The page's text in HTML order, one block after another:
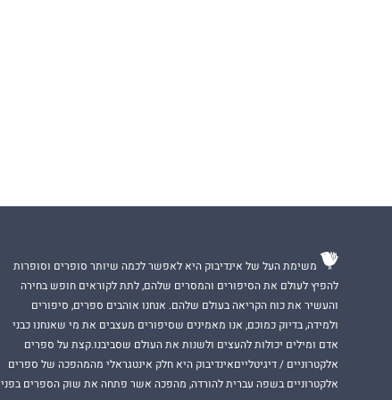
משימת העל של אינדיבוק היא לאפשר לכמה שיותר סופרים וסופרות
להפיץ לעולם את הסיפורים והמסרים שלהם, לתת לקוראים חופש בחירה
והעשיר את כוח הקריאה בעולם שלהם. אנחנו אוהבים ספרים, סיפורים
ולמידה, בדיוק כמוכם, אנו מאמינים שסיפורים מעצבים את מי שאנחנו כבני
אדם ומילים יכולות להעצים ולשנות את העולם שסביבנו.קצת על ספרים
אלקטרוניים / דיגיטלייםאינדיבוק היא חלק אינטגראלי מהמהפכה של ספרים
אלקטרוניים בשפה עברית להורדה, מהפכה אשר פתחה את שוק הספרים בפני